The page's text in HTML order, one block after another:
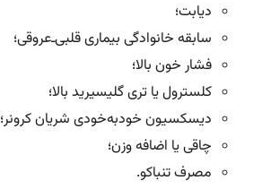
دیابت؛
سابقه خانوادگی بیماری قلبی‌ـ‌عروقی؛
فشار خون بالا؛
کلسترول یا تری گلیسیرید بالا؛
دیسکسیون خودبه‌خودی شریان کرونر؛
چاقی یا اضافه وزن؛
مصرف تنباکو.